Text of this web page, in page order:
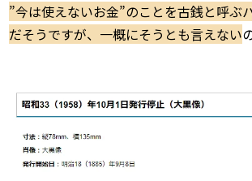
”今は使えないお金”のことを古銭と呼ぶ
だそうですが、一概にそうとも言えない